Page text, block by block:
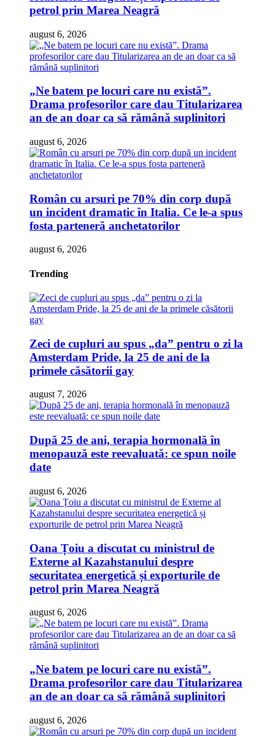
petrol prin Marea Neagră
august 6, 2026
„Ne batem pe locuri care nu există”.
Drama profesorilor care dau Titularizarea
an de an doar ca să rămână suplinitori
august 6, 2026
Român cu arsuri pe 70% din corp după
un incident dramatic în Italia. Ce le-a spus
fosta parteneră anchetatorilor
august 6, 2026
Trending
Zeci de cupluri au spus „da” pentru o zi la
Amsterdam Pride, la 25 de ani de la
primele căsătorii gay
august 7, 2026
După 25 de ani, terapia hormonală în
menopauză este reevaluată: ce spun noile
date
august 6, 2026
Oana Țoiu a discutat cu ministrul de
Externe al Kazahstanului despre
securitatea energetică și exporturile de
petrol prin Marea Neagră
august 6, 2026
„Ne batem pe locuri care nu există”.
Drama profesorilor care dau Titularizarea
an de an doar ca să rămână suplinitori
august 6, 2026